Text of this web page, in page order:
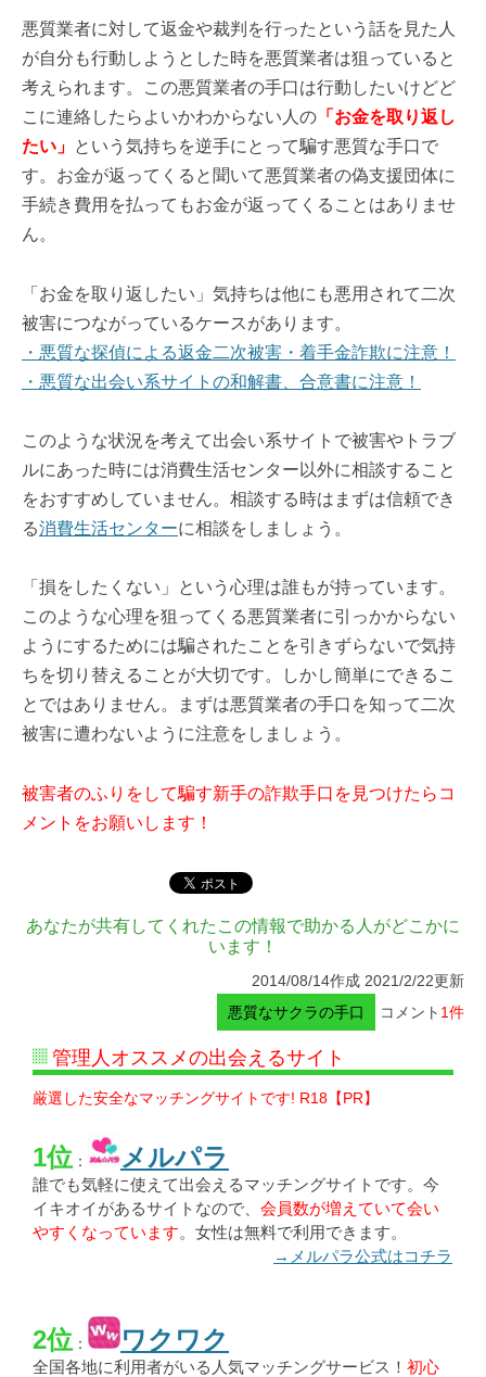
悪質業者に対して返金や裁判を行ったという話を見た人
が自分も行動しようとした時を悪質業者は狙っていると
考えられます。この悪質業者の手口は行動したいけどど
こに連絡したらよいかわからない人の 「お金を取り返し
たい」 という気持ちを逆手にとって騙す悪質な手口で
す。お金が返ってくると聞いて悪質業者の偽支援団体に
手続き費用を払ってもお金が返ってくることはありませ
ん。
「お金を取り返したい」気持ちは他にも悪用されて二次
被害につながっているケースがあります。
・悪質な探偵による返金二次被害・着手金詐欺に注意！
・悪質な出会い系サイトの和解書、合意書に注意！
このような状況を考えて出会い系サイトで被害やトラブ
ルにあった時には消費生活センター以外に相談すること
をおすすめしていません。相談する時はまずは信頼でき
る消費生活センターに相談をしましょう。
「損をしたくない」という心理は誰もが持っています。
このような心理を狙ってくる悪質業者に引っかからない
ようにするためには騙されたことを引きずらないで気持
ちを切り替えることが大切です。しかし簡単にできるこ
とではありません。まずは悪質業者の手口を知って二次
被害に遭わないように注意をしましょう。
被害者のふりをして騙す新手の詐欺手口を見つけたらコ
メントをお願いします！
あなたが共有してくれたこの情報で助かる人がどこかに
います！
2014/08/14作成 2021/2/22更新
悪質なサクラの手口
コメント 1件
管理人オススメの出会えるサイト
厳選した安全なマッチングサイトです! R18【PR】
1位： メルパラ
誰でも気軽に使えて出会えるマッチングサイトです。今
イキオイがあるサイトなので、 会員数が増えていて会い
やすくなっています。女性は無料で利用できます。
→メルパラ公式はコチラ
2位： ワクワク
全国各地に利用者がいる人気マッチングサービス！ 初心